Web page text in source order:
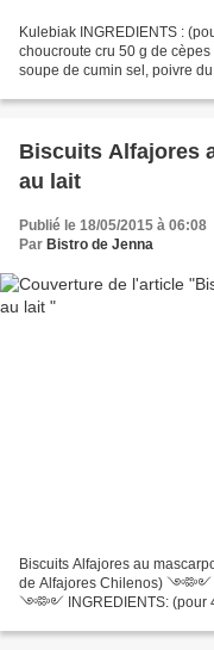
Kulebiak INGREDIENTS :
choucroute cru 50 g de
soupe de cumin sel, poivre
Biscuits Alfajores
au lait
Publié le 18/05/2015 à 06:08
Par Bistro de Jenna
Biscuits Alfajores au
de Alfajores
༺༻ INGREDIENTS: (pour 4